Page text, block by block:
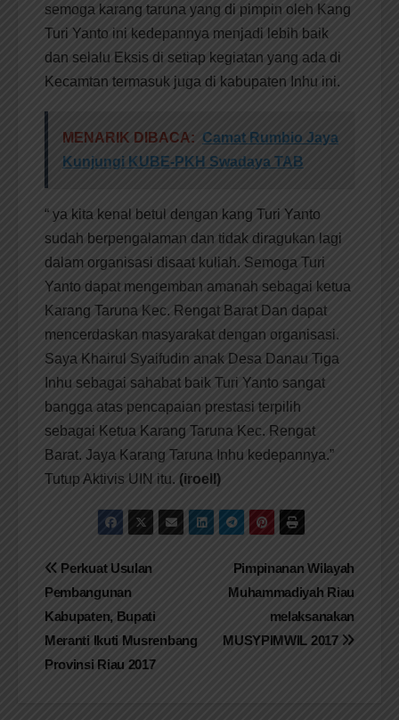
semoga karang taruna yang di pimpin oleh Kang
Turi Yanto ini kedepannya menjadi lebih baik
dan selalu Eksis di setiap kegiatan yang ada di
Kecamtan termasuk juga di kabupaten Inhu ini.
MENARIK DIBACA: Camat Rumbio Jaya
Kunjungi KUBE-PKH Swadaya TAB
“ ya kita kenal betul dengan kang Turi Yanto
sudah berpengalaman dan tidak diragukan lagi
dalam organisasi disaat kuliah. Semoga Turi
Yanto dapat mengemban amanah sebagai ketua
Karang Taruna Kec. Rengat Barat Dan dapat
mencerdaskan masyarakat dengan organisasi.
Saya Khairul Syaifudin anak Desa Danau Tiga
Inhu sebagai sahabat baik Turi Yanto sangat
bangga atas pencapaian prestasi terpilih
sebagai Ketua Karang Taruna Kec. Rengat
Barat. Jaya Karang Taruna Inhu kedepannya.”
Tutup Aktivis UIN itu. (iroell)
Navigasi
pos
Pimpinanan Wilayah
Muhammadiyah Riau
melaksanakan
MUSYPIMWIL 2017
Perkuat Usulan
Pembangunan
Kabupaten, Bupati
Meranti Ikuti Musrenbang
Provinsi Riau 2017